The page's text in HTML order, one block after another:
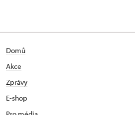
Domů
Akce
Zprávy
E-shop